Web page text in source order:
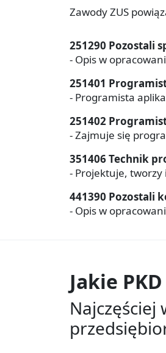
Zawody ZUS
251290 Pozostali
- Opis w
251401
- Programista
251402
- Zajmuje się
351406 Technik
- Projektuje,
441390 Pozostali
- Opis w
Jakie
Najczęściej